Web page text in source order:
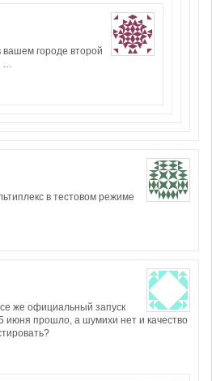
вашем городе второй
…
в тестовом режиме
же официальный запуск
июня прошло, а шумихи нет и качество